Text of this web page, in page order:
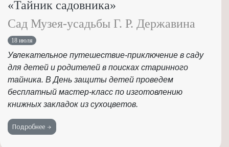
«Тайник садовника»
Сад Музея-усадьбы Г. Р. Державина
18 июля
Увлекательное путешествие-приключение в саду
для детей и родителей в поисках старинного
тайника. В День защиты детей проведем
бесплатный мастер-класс по изготовлению
книжных закладок из сухоцветов.
Подробнее →